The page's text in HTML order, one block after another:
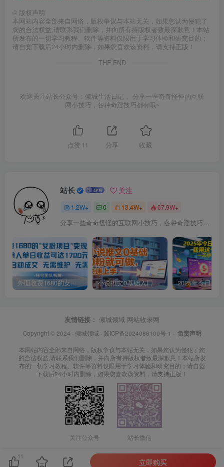
© 版权声明
本网站内容全部来自网络，版权争议与本站无关，如果您认为侵犯了
您的合法权益,请联系我们删除，并向所有持版权者致最深歉意！本站
所发布的一切学习教程、软件等资料仅限用于学习体验和研究目的；
请自觉下载后24小时内删除，如果您喜欢该资料，请支持正版！
THE END
欢迎关注站长公众号：倾城生活日记 。分享一些奇奇怪怪的互联
网小技巧，各种奇淫技巧都有哦~
点赞 11 分享 收藏
站长 关注
1.2W+ 0 13.4W+ 67.9W+
分享一些奇奇怪怪的互联网小技巧，各种奇淫技巧都在本站。
外面收费1680的女粉项目变现，单人单日收益可达1.7k，全自动成交无需维护 小说推文0基础入门教程，0粉就可做，快速上手
友情链接： 倾城领域 网站收录网
Copyright © 2024 · 倾城领域 · 冀ICP备2024088100号-1 · 负责声明
本网站内容全部来自网络，版权争议与本站无关，如果您认为侵犯了您
的合法权益,请联系我们删除，并向所有持版权者致最深歉意！本站所发
布的一切学习教程、软件等资料仅限用于学习体验和研究目的；请自觉
下载后24小时内删除，如果您喜欢该资料，请支持正版！
关注公众号 站长微信
11
立即购买